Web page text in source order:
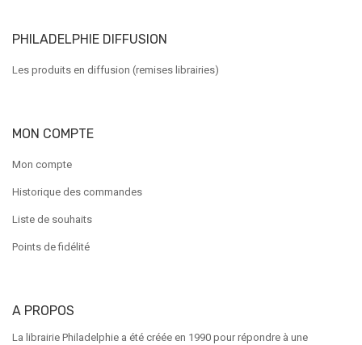
PHILADELPHIE DIFFUSION
Les produits en diffusion (remises librairies)
MON COMPTE
Mon compte
Historique des commandes
Liste de souhaits
Points de fidélité
A PROPOS
La librairie Philadelphie a été créée en 1990 pour répondre à une